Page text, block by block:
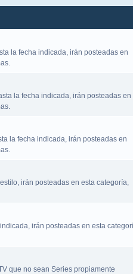
la fecha indicada, irán posteadas en
la fecha indicada, irán posteadas en
la fecha indicada, irán posteadas en
irán posteadas en esta categoría,
irán posteadas en esta
que no sean Series propiamente